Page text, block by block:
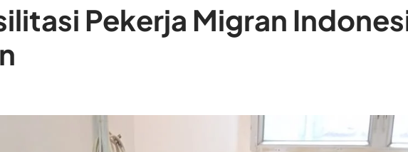
Pekerja Migran